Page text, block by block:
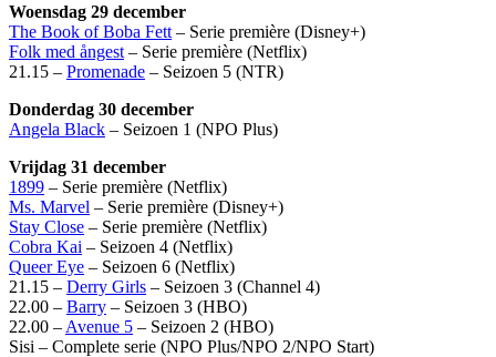
Woensdag 29 december
The Book of Boba Fett – Serie première (Disney+)
Folk med ångest – Serie première (Netflix)
21.15 – Promenade – Seizoen 5 (NTR)
Donderdag 30 december
Angela Black – Seizoen 1 (NPO Plus)
Vrijdag 31 december
1899 – Serie première (Netflix)
Ms. Marvel – Serie première (Disney+)
Stay Close – Serie première (Netflix)
Cobra Kai – Seizoen 4 (Netflix)
Queer Eye – Seizoen 6 (Netflix)
21.15 – Derry Girls – Seizoen 3 (Channel 4)
22.00 – Barry – Seizoen 3 (HBO)
22.00 – Avenue 5 – Seizoen 2 (HBO)
Sisi – Complete serie (NPO Plus/NPO 2/NPO Start)